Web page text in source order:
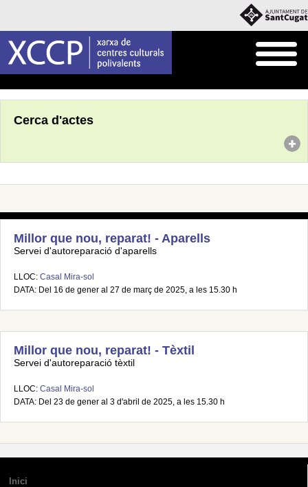
Cerca d'actes
Millor que nou, reparat! - Aparells
Servei d'autoreparació d'aparells
LLOC: Casal Mira-sol
DATA: Del 16 de gener al 27 de març de 2025, a les 15.30 h
Millor que nou, reparat! - Tèxtil
Servei d'autoreparació tèxtil
LLOC: Casal Mira-sol
DATA: Del 23 de gener al 3 d'abril de 2025, a les 15.30 h
Inici